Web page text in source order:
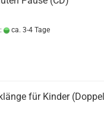
ca. 3-4 Tage
für Kinder